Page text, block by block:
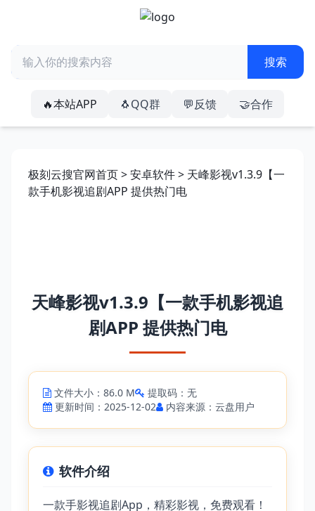
🔥本站APP 🐧QQ群 💬反馈 🤝合作
极刻云搜官网首页>安卓软件> 天峰影视v1.3.9【一
款手机影视追剧APP 提供热门电
天峰影视v1.3.9【一款手机影视追
剧APP 提供热门电
文件大小：86.0 M
提取码：无
更新时间：2025-12-02
内容来源：云盘用户
软件介绍
一款手影视追剧App，精彩影视，免费观看！